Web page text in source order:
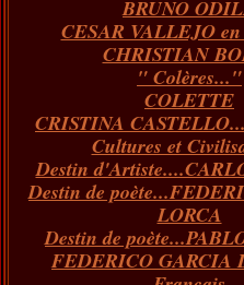
BRUNO
CESAR VALLEJO
CHRISTIAN
" Colères..."
COLETTE
CRISTINA
Cultures et
Destin
Destin de
LORCA
Destin de
FEDERICO GARCIA